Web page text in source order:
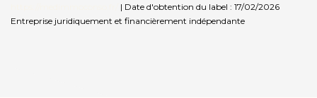
| Date d'obtention du label : 17/02/2026
Entreprise juridiquement et financièrement indépendante